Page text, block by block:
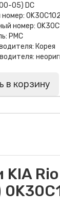
05) DC
номер:
номер:
PMC
Корея
в корзину